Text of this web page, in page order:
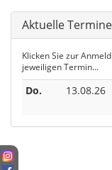
Aktuelle
Klicken Sie zur
jeweiligen Termin...
Do. 13.08.26